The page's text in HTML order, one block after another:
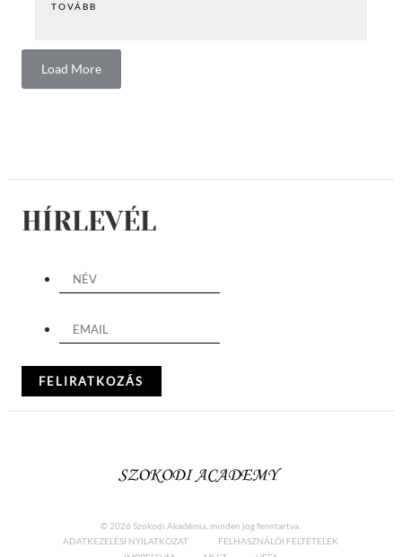
TOVÁBB
Load More
HÍRLEVÉL
© 2026 Szokodi Akadémia, minden jog fenntartva.
ADATKEZELÉSI NYILATKOZAT
FELHASZNÁLÓI FELTÉTELEK